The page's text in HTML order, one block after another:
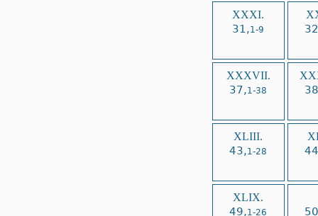
XXXI.
31,1-9
XXXVII.
37,1-38
XLIII.
43,1-28
XLIX.
49,1-26